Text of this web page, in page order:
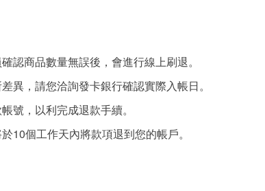
認商品數量無誤後，會進行線上刷退。
異，請您洽詢發卡銀行確認實際入帳日。
號，以利完成退款手續。
於10個工作天內將款項退到您的帳戶。